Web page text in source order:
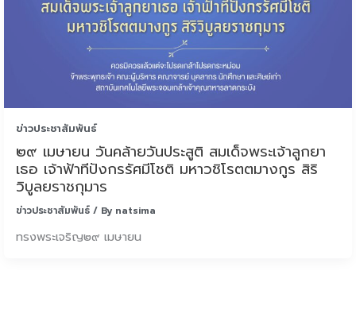
ข่าวประชาสัมพันธ์
๒๙ เมษายน วันคล้ายวันประสูติ สมเด็จพระเจ้าลูกยา
เธอ เจ้าฟ้าทีปังกรรัศมีโชติ มหาวชิโรตตมางกูร สิริ
วิบูลยราชกุมาร
ข่าวประชาสัมพันธ์ / By natsima
ทรงพระเจริญ๒๙ เมษายน